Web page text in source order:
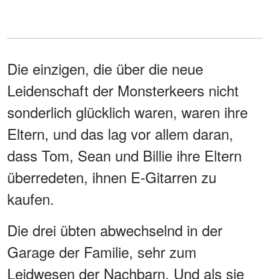
Die einzigen, die über die neue
Leidenschaft der Monsterkeers nicht
sonderlich glücklich waren, waren ihre
Eltern, und das lag vor allem daran,
dass Tom, Sean und Billie ihre Eltern
überredeten, ihnen E-Gitarren zu
kaufen.
Die drei übten abwechselnd in der
Garage der Familie, sehr zum
Leidwesen der Nachbarn. Und als sie